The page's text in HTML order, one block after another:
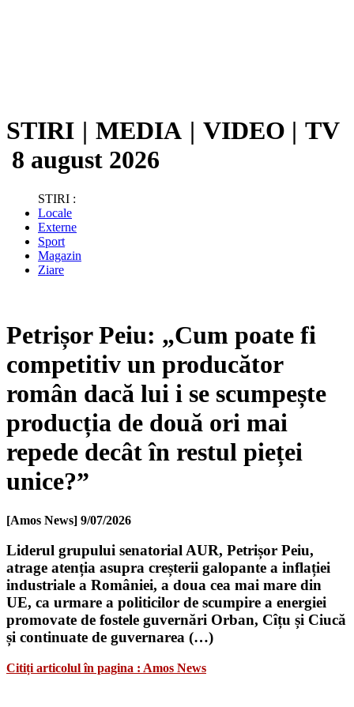
STIRI | MEDIA | VIDEO | TV
8 august 2026
STIRI :
Locale
Externe
Sport
Magazin
Ziare
Petrișor Peiu: „Cum poate fi
competitiv un producător
român dacă lui i se scumpește
producția de două ori mai
repede decât în restul pieței
unice?”
[Amos News] 9/07/2026
Liderul grupului senatorial AUR, Petrișor Peiu,
atrage atenția asupra creșterii galopante a inflației
industriale a României, a doua cea mai mare din
UE, ca urmare a politicilor de scumpire a energiei
promovate de fostele guvernări Orban, Cîțu și Ciucă
și continuate de guvernarea (…)
Citiți articolul în pagina : Amos News